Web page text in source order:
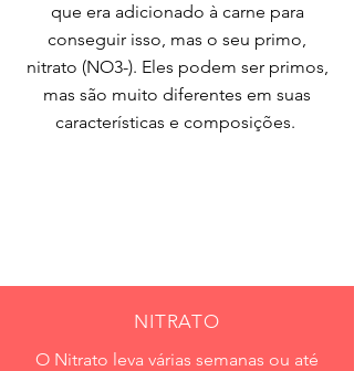
que era adicionado à carne para
conseguir isso, mas o seu primo,
nitrato (NO3-). Eles podem ser primos,
mas são muito diferentes em suas
características e composições.
NITRATO
O Nitrato leva várias semanas ou até